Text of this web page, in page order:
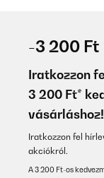
-3 200 Ft
Iratkozzon
3 200 Ft*
vásárláshoz!
Iratkozzon fel
akciókról.
A 3 200 Ft-os